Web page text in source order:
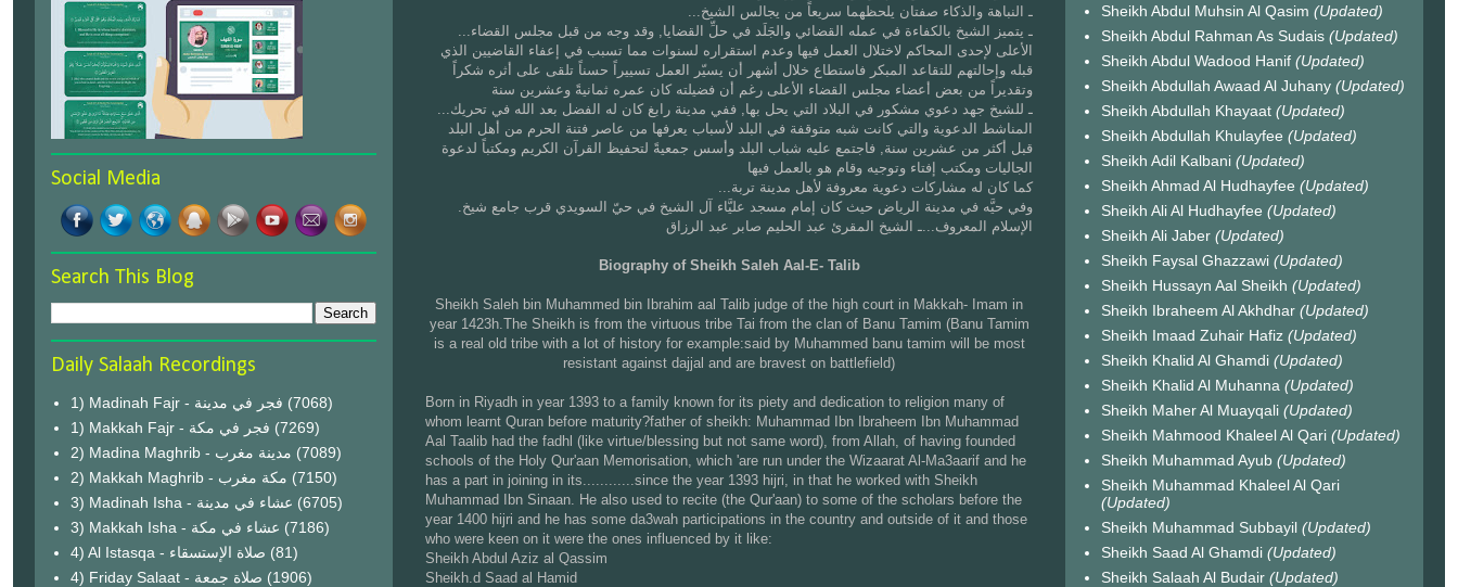
...ـ النباهة والذكاء صفتان يلحظهما سريعاً من يجالس الشيخ
...ـ يتميز الشيخ بالكفاءة في عمله القضائي والجَلَد في حلِّ القضايا, وقد وجه من قبل مجلس القضاء
الأعلى لإحدى المحاكم لاختلال العمل فيها وعدم استقراره لسنوات مما تسبب في إعفاء القاضيين الذي
قبله وإحالتهم للتقاعد المبكر فاستطاع خلال أشهر أن يسيّر العمل تسييراً حسناً تلقى على أثره شكراً
وتقديراً من بعض أعضاء مجلس القضاء الأعلى رغم أن فضيلته كان عمره ثمانيةً وعشرين سنة
...ـ للشيخ جهد دعوي مشكور في البلاد التي يحل بها, ففي مدينة رابغ كان له الفضل بعد الله في تحريك
المناشط الدعوية والتي كانت شبه متوقفة في البلد لأسباب يعرفها من عاصر فتنة الحرم من أهل البلد
قبل أكثر من عشرين سنة, فاجتمع عليه شباب البلد وأسس جمعيةً لتحفيظ القرآن الكريم ومكتباً لدعوة
الجاليات ومكتب إفتاء وتوجيه وقام هو بالعمل فيها
...كما كان له مشاركات دعوية معروفة لأهل مدينة تربة
.وفي حيَّه في مدينة الرياض حيث كان إمام مسجد عليَّاء آل الشيخ في حيّ السويدي قرب جامع شيخ
الإسلام المعروف...ـ الشيخ المقرئ عبد الحليم صابر عبد الرزاق
Biography of Sheikh Saleh Aal-E- Talib
Sheikh Saleh bin Muhammed bin Ibrahim aal Talib judge of the high court in Makkah- Imam in
year 1423h.The Sheikh is from the virtuous tribe Tai from the clan of Banu Tamim (Banu Tamim
is a real old tribe with a lot of history for example:said by Muhammed banu tamim will be most
resistant against dajjal and are bravest on battlefield)
Born in Riyadh in year 1393 to a family known for its piety and dedication to religion many of
whom learnt Quran before maturity?father of sheikh: Muhammad Ibn Ibraheem Ibn Muhammad
Aal Taalib had the fadhl (like virtue/blessing but not same word), from Allah, of having founded
schools of the Holy Qur'aan Memorisation, which 'are run under the Wizaarat Al-Ma3aarif and he
has a part in joining in its............since the year 1393 hijri, in that he worked with Sheikh
Muhammad Ibn Sinaan. He also used to recite (the Qur'aan) to some of the scholars before the
year 1400 hijri and he has some da3wah participations in the country and outside of it and those
who were keen on it were the ones influenced by it like:
Sheikh Abdul Aziz al Qassim
Sheikh.d Saad al Hamid
Social Media
Search This Blog
Daily Salaah Recordings
1) Madinah Fajr - فجر في مدينة (7068)
1) Makkah Fajr - فجر في مكة (7269)
2) Madina Maghrib - مدينة مغرب (7089)
2) Makkah Maghrib - مكة مغرب (7150)
3) Madinah Isha - عشاء في مدينة (6705)
3) Makkah Isha - عشاء في مكة (7186)
4) Al Istasqa - صلاة الإستسقاء (81)
4) Friday Salaat - صلاة جمعة (1906)
Sheikh Abdul Muhsin Al Qasim (Updated)
Sheikh Abdul Rahman As Sudais (Updated)
Sheikh Abdul Wadood Hanif (Updated)
Sheikh Abdullah Awaad Al Juhany (Updated)
Sheikh Abdullah Khayaat (Updated)
Sheikh Abdullah Khulayfee (Updated)
Sheikh Adil Kalbani (Updated)
Sheikh Ahmad Al Hudhayfee (Updated)
Sheikh Ali Al Hudhayfee (Updated)
Sheikh Ali Jaber (Updated)
Sheikh Faysal Ghazzawi (Updated)
Sheikh Hussayn Aal Sheikh (Updated)
Sheikh Ibraheem Al Akhdhar (Updated)
Sheikh Imaad Zuhair Hafiz (Updated)
Sheikh Khalid Al Ghamdi (Updated)
Sheikh Khalid Al Muhanna (Updated)
Sheikh Maher Al Muayqali (Updated)
Sheikh Mahmood Khaleel Al Qari (Updated)
Sheikh Muhammad Ayub (Updated)
Sheikh Muhammad Khaleel Al Qari
(Updated)
Sheikh Muhammad Subbayil (Updated)
Sheikh Saad Al Ghamdi (Updated)
Sheikh Salaah Al Budair (Updated)